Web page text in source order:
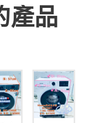
產品